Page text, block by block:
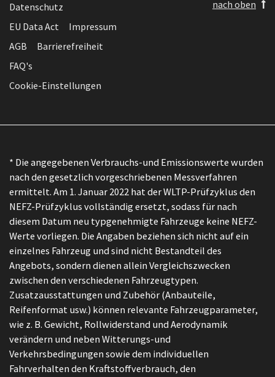
Datenschutz
EU Data Act
Impressum
AGB
Barrierefreiheit
FAQ's
Cookie-Einstellungen
nach oben
* Die angegebenen Verbrauchs-und Emissionswerte wurden
nach den gesetzlich vorgeschriebenen Messverfahren
ermittelt. Am 1. Januar 2022 hat der WLTP-Prüfzyklus den
NEFZ-Prüfzyklus vollständig ersetzt, sodass für nach
diesem Datum neu typgenehmigte Fahrzeuge keine NEFZ-
Werte vorliegen. Die Angaben beziehen sich nicht auf ein
einzelnes Fahrzeug und sind nicht Bestandteil des
Angebots, sondern dienen allein Vergleichszwecken
zwischen den verschiedenen Fahrzeugtypen.
Zusatzausstattungen und Zubehör (Anbauteile,
Reifenformat usw.) können relevante Fahrzeugparameter,
wie z. B. Gewicht, Rollwiderstand und Aerodynamik
verändern und neben Witterungs-und
Verkehrsbedingungen sowie dem individuellen
Fahrverhalten den Kraftstoffverbrauch, den